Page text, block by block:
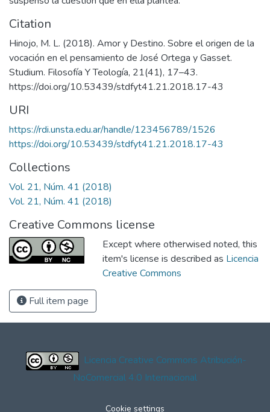
Citation
Hinojo, M. L. (2018). Amor y Destino. Sobre el origen de la
vocación en el pensamiento de José Ortega y Gasset.
Studium. Filosofía Y Teología, 21(41), 17–43.
https://doi.org/10.53439/stdfyt41.21.2018.17-43
URI
https://rdi.unsta.edu.ar/handle/123456789/1526
https://doi.org/10.53439/stdfyt41.21.2018.17-43
Collections
Vol. 21, Núm. 41 (2018)
Vol. 21, Núm. 41 (2018)
Creative Commons license
Except where otherwised noted, this
item's license is described as Licencia
Creative Commons
Full item page
Licencia Creative Commons Atribución-
NoComercial 4.0 Internacional
Cookie settings